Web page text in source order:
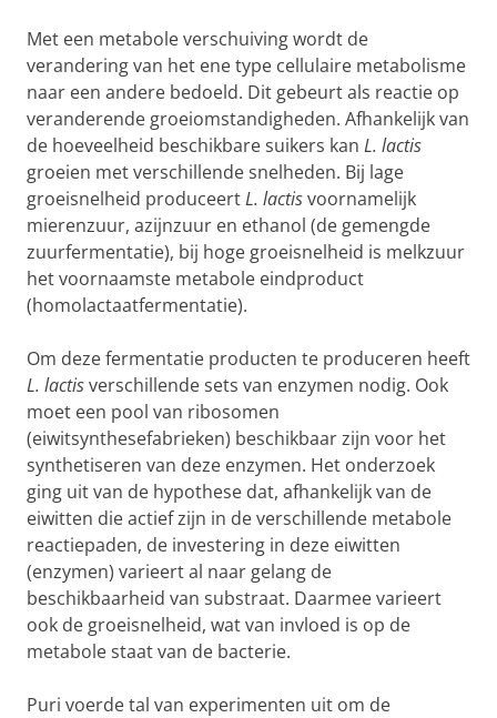
Met een metabole verschuiving wordt de
verandering van het ene type cellulaire metabolisme
naar een andere bedoeld. Dit gebeurt als reactie op
veranderende groeiomstandigheden. Afhankelijk van
de hoeveelheid beschikbare suikers kan L. lactis
groeien met verschillende snelheden. Bij lage
groeisnelheid produceertL. lactisvoornamelijk
mierenzuur, azijnzuur en ethanol (de gemengde
zuurfermentatie), bij hoge groeisnelheid is melkzuur
het voornaamste metabole eindproduct
(homolactaatfermentatie).
Om deze fermentatie producten te produceren heeft
L. lactisverschillende sets van enzymen nodig. Ook
moet een pool van ribosomen
(eiwitsynthesefabrieken) beschikbaar zijn voor het
synthetiseren van deze enzymen. Het onderzoek
ging uit van de hypothese dat, afhankelijk van de
eiwitten die actief zijn in de verschillende metabole
reactiepaden, de investering in deze eiwitten
(enzymen) varieert al naar gelang de
beschikbaarheid van substraat. Daarmee varieert
ook de groeisnelheid, wat van invloed is op de
metabole staat van de bacterie.
Puri voerde tal van experimenten uit om de